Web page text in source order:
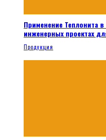
Применение Теплонита
инженерных проектах
Продукция